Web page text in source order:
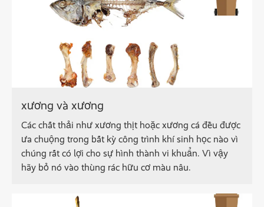
xương và xương
Các chất thải như xương thịt hoặc xương cá đều được
ưa chuộng trong bất kỳ công trình khí sinh học nào vì
chúng rất có lợi cho sự hình thành vi khuẩn. Vì vậy
hãy bỏ nó vào thùng rác hữu cơ màu nâu.